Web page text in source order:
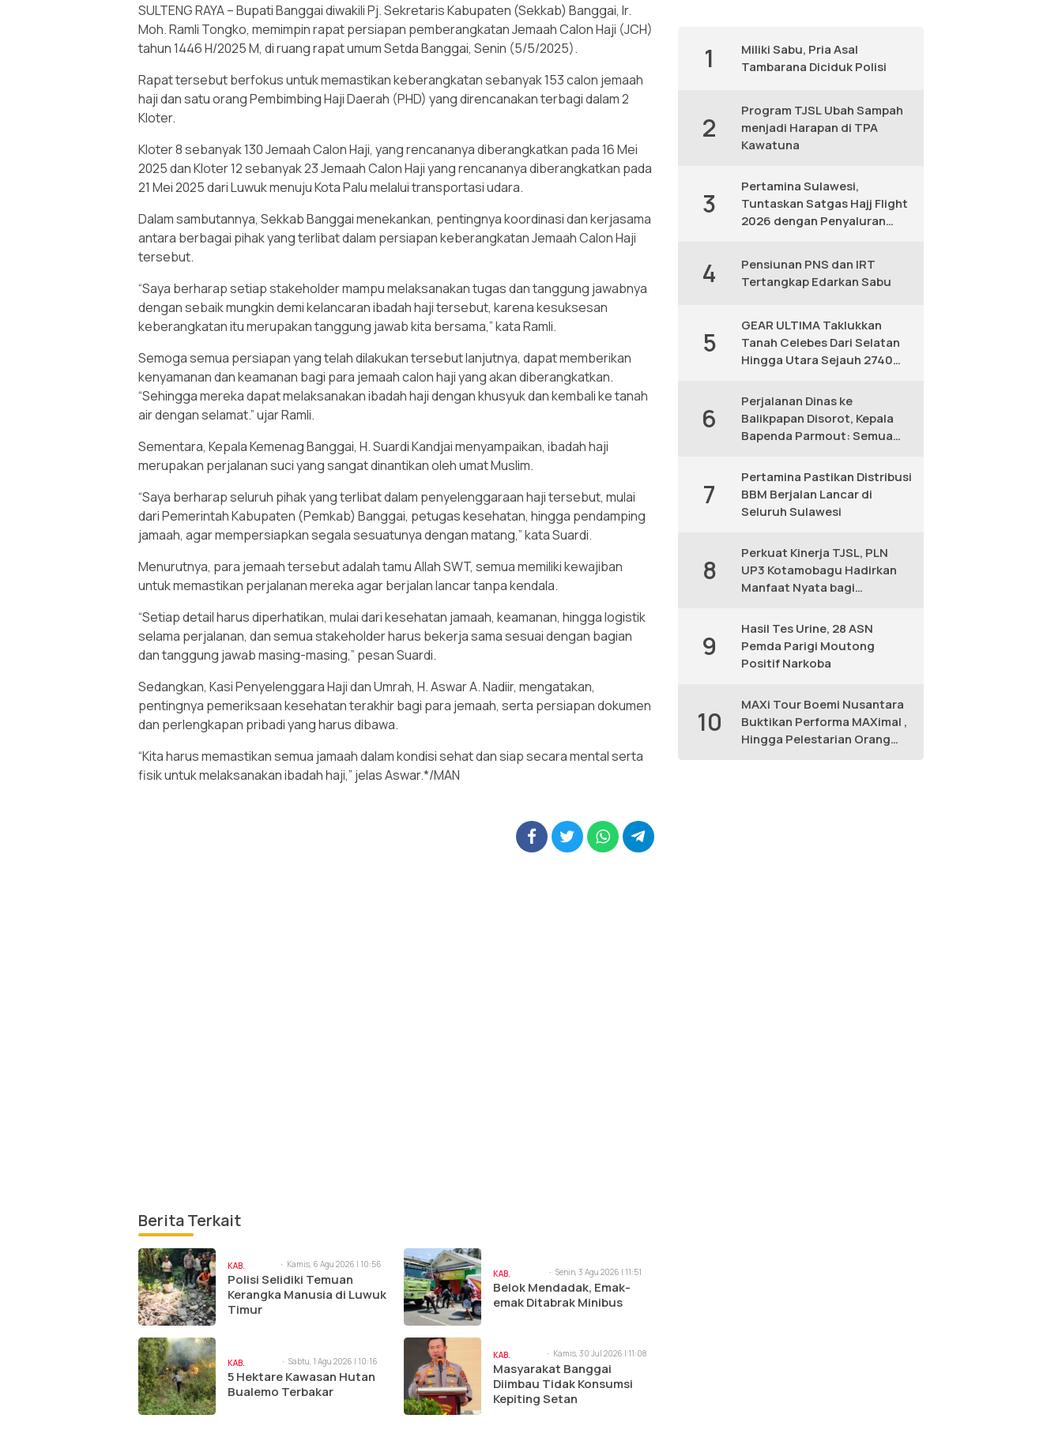
SULTENG RAYA – Bupati Banggai diwakili Pj. Sekretaris Kabupaten (Sekkab) Banggai, Ir.
Moh. Ramli Tongko, memimpin rapat persiapan pemberangkatan Jemaah Calon Haji (JCH)
tahun 1446 H/2025 M, di ruang rapat umum Setda Banggai, Senin (5/5/2025).
Rapat tersebut berfokus untuk memastikan keberangkatan sebanyak 153 calon jemaah
haji dan satu orang Pembimbing Haji Daerah (PHD) yang direncanakan terbagi dalam 2
Kloter.
Kloter 8 sebanyak 130 Jemaah Calon Haji, yang rencananya diberangkatkan pada 16 Mei
2025 dan Kloter 12 sebanyak 23 Jemaah Calon Haji yang rencananya diberangkatkan pada
21 Mei 2025 dari Luwuk menuju Kota Palu melalui transportasi udara.
Dalam sambutannya, Sekkab Banggai menekankan, pentingnya koordinasi dan kerjasama
antara berbagai pihak yang terlibat dalam persiapan keberangkatan Jemaah Calon Haji
tersebut.
“Saya berharap setiap stakeholder mampu melaksanakan tugas dan tanggung jawabnya
dengan sebaik mungkin demi kelancaran ibadah haji tersebut, karena kesuksesan
keberangkatan itu merupakan tanggung jawab kita bersama,” kata Ramli.
Semoga semua persiapan yang telah dilakukan tersebut lanjutnya, dapat memberikan
kenyamanan dan keamanan bagi para jemaah calon haji yang akan diberangkatkan.
“Sehingga mereka dapat melaksanakan ibadah haji dengan khusyuk dan kembali ke tanah
air dengan selamat.” ujar Ramli.
Sementara, Kepala Kemenag Banggai, H. Suardi Kandjai menyampaikan, ibadah haji
merupakan perjalanan suci yang sangat dinantikan oleh umat Muslim.
“Saya berharap seluruh pihak yang terlibat dalam penyelenggaraan haji tersebut, mulai
dari Pemerintah Kabupaten (Pemkab) Banggai, petugas kesehatan, hingga pendamping
jamaah, agar mempersiapkan segala sesuatunya dengan matang,” kata Suardi.
Menurutnya, para jemaah tersebut adalah tamu Allah SWT, semua memiliki kewajiban
untuk memastikan perjalanan mereka agar berjalan lancar tanpa kendala.
“Setiap detail harus diperhatikan, mulai dari kesehatan jamaah, keamanan, hingga logistik
selama perjalanan, dan semua stakeholder harus bekerja sama sesuai dengan bagian
dan tanggung jawab masing-masing,” pesan Suardi.
Sedangkan, Kasi Penyelenggara Haji dan Umrah, H. Aswar A. Nadiir, mengatakan,
pentingnya pemeriksaan kesehatan terakhir bagi para jemaah, serta persiapan dokumen
dan perlengkapan pribadi yang harus dibawa.
“Kita harus memastikan semua jamaah dalam kondisi sehat dan siap secara mental serta
fisik untuk melaksanakan ibadah haji,” jelas Aswar.*/MAN
Berita Terkait
KAB.
BANGGAI
Kamis, 6 Agu 2026 | 10:56
am
Polisi Selidiki Temuan
Kerangka Manusia di Luwuk
Timur
KAB.
BANGGAI
Senin, 3 Agu 2026 | 11:51
am
Belok Mendadak, Emak-
emak Ditabrak Minibus
KAB.
BANGGAI
Sabtu, 1 Agu 2026 | 10:16
am
5 Hektare Kawasan Hutan
Bualemo Terbakar
KAB.
BANGGAI
Kamis, 30 Jul 2026 | 11:08
am
Masyarakat Banggai
Diimbau Tidak Konsumsi
Kepiting Setan
1
Miliki Sabu, Pria Asal
Tambarana Diciduk Polisi
2
Program TJSL Ubah Sampah
menjadi Harapan di TPA
Kawatuna
3
Pertamina Sulawesi,
Tuntaskan Satgas Hajj Flight
2026 dengan Penyaluran
4
Pensiunan PNS dan IRT
Tertangkap Edarkan Sabu
5
GEAR ULTIMA Taklukkan
Tanah Celebes Dari Selatan
Hingga Utara Sejauh 2740
6
Perjalanan Dinas ke
Balikpapan Disorot, Kepala
Bapenda Parmout: Semua
7
Pertamina Pastikan Distribusi
BBM Berjalan Lancar di
Seluruh Sulawesi
8
Perkuat Kinerja TJSL, PLN
UP3 Kotamobagu Hadirkan
Manfaat Nyata bagi
9
Hasil Tes Urine, 28 ASN
Pemda Parigi Moutong
Positif Narkoba
10
MAXi Tour Boemi Nusantara
Buktikan Performa MAXimal ,
Hingga Pelestarian Orang